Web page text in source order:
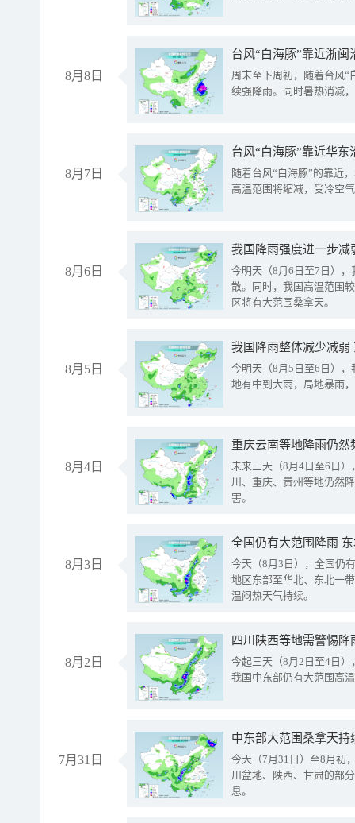
8月8日
台风“白海豚”靠近浙
周末至下周初，随着台风“
续强降雨。同时暑热消减
8月7日
台风“白海豚”靠近华
随着台风“白海豚”的靠近
高温范围将缩减，受冷空
8月6日
今明天（8月6日至7日）
散。同时，我国高温范围
区将有大范围桑拿天。
8月5日
我国降雨整体减少减弱
今明天（8月5日至6日）
地有中到大雨，局地暴雨
8月4日
重庆云南等地降雨仍然
未来三天（8月4日至6日
川、重庆、贵州等地仍然
害。
8月3日
全国仍有大范围降雨
今天（8月3日），全国仍
地区东部至华北、东北一
温闷热天气持续。
8月2日
今起三天（8月2日至4日
我国中东部仍有大范围高
7月31日
中东部大范围桑拿天
今天（7月31日）至8月初
川盆地、陕西、甘肃的部
息。